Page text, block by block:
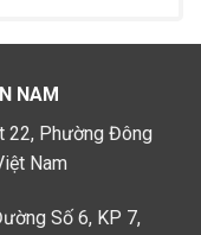
NAM
22, Phường Đông
Nam
Số 6, KP 7,